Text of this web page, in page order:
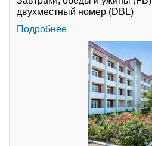
двухместный номер (DBL)
Подробнее